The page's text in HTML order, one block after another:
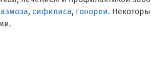
, сифилиса, гонореи.